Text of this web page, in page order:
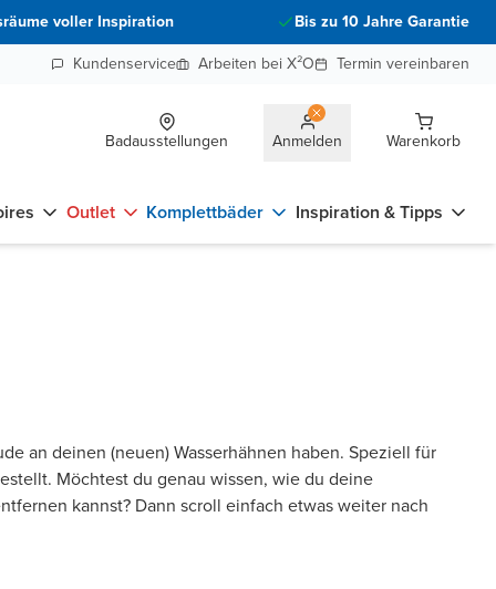
voller Inspiration
Bis zu 10 Jahre Garantie
Kundenservice
Arbeiten bei X²O Termin vereinbaren
Badausstellungen Anmelden Warenkorb
Outlet Komplettbäder Inspiration & Tipps
an deinen (neuen) Wasserhähnen haben. Speziell für
Möchtest du genau wissen, wie du deine
kannst? Dann scroll einfach etwas weiter nach